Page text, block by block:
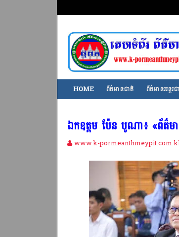
HOME ព័ត៌មានជាតិ ព័ត៌មានអន្តរ
ឯកឧត្តម ប៉ែន បូណា៖ «ព័ត៌ម
www.k-